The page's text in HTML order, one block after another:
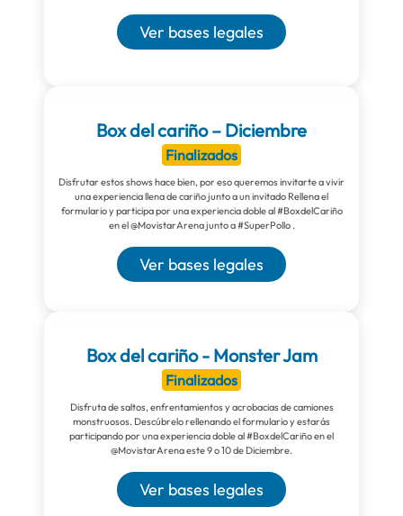
Ver bases legales
Box del cariño – Diciembre
Finalizados
Disfrutar estos shows hace bien, por eso queremos invitarte a vivir
una experiencia llena de cariño junto a un invitado Rellena el
formulario y participa por una experiencia doble al #BoxdelCariño
en el @MovistarArena junto a #SuperPollo .
Ver bases legales
Box del cariño - Monster Jam
Finalizados
Disfruta de saltos, enfrentamientos y acrobacias de camiones
monstruosos. Descúbrelo rellenando el formulario y estarás
participando por una experiencia doble al #BoxdelCariño en el
@MovistarArena este 9 o 10 de Diciembre.
Ver bases legales